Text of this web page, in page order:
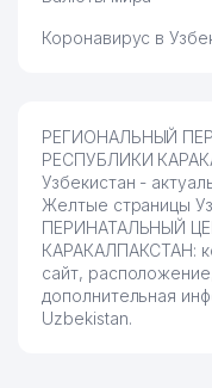
Коронавирус в
РЕГИОНАЛЬНЫЙ
РЕСПУБЛИКИ
Узбекистан -
Желтые страницы
ПЕРИНАТАЛЬНЫЙ
КАРАКАЛПАКСТАН:
сайт,
дополнительная
Uzbekistan.